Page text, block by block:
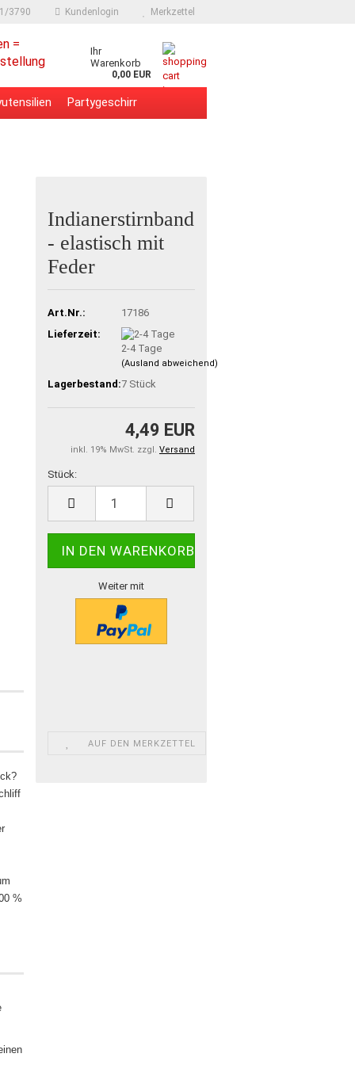
3790 Kundenlogin Merkzettel
=
Ihr
Warenkorb
0,00 EUR
Partygeschirr
Indianerstirnband
- elastisch mit
Feder
Art.Nr.:
17186
Lieferzeit:
2-4 Tage
(Ausland abweichend)
Lagerbestand:7 Stück
4,49 EUR
inkl. 19% MwSt. zzgl. Versand
Stück:
Stück
Weiter mit
AUF DEN MERKZETTEL
%